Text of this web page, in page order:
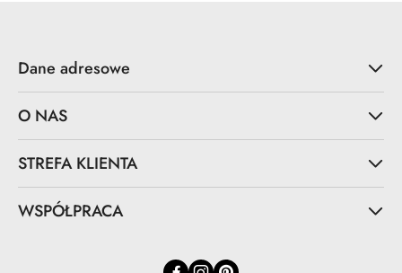
Dane adresowe
O NAS
STREFA KLIENTA
WSPÓŁPRACA